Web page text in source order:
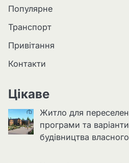
Популярне
Транспорт
Привітання
Контакти
Цікаве
Житло для
програми та
будівництва